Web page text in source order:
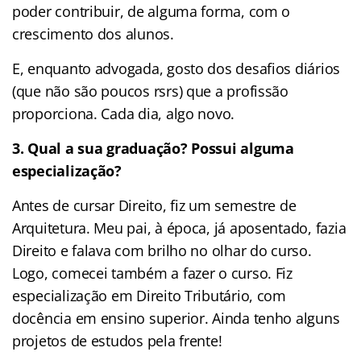
poder contribuir, de alguma forma, com o
crescimento dos alunos.
E, enquanto advogada, gosto dos desafios diários
(que não são poucos rsrs) que a profissão
proporciona. Cada dia, algo novo.
3. Qual a sua graduação? Possui alguma
especialização?
Antes de cursar Direito, fiz um semestre de
Arquitetura. Meu pai, à época, já aposentado, fazia
Direito e falava com brilho no olhar do curso.
Logo, comecei também a fazer o curso. Fiz
especialização em Direito Tributário, com
docência em ensino superior. Ainda tenho alguns
projetos de estudos pela frente!